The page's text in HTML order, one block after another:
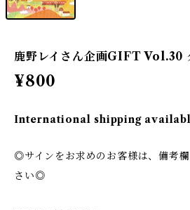
鹿野レイさん企画GIFT Vol.30
¥800
International shipping
◎サインをお求めのお客様は、備考
さい◎